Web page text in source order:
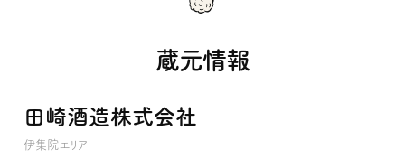
蔵元情報
田崎酒造株式会社
伊集院エリア